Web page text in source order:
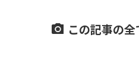
この記事の